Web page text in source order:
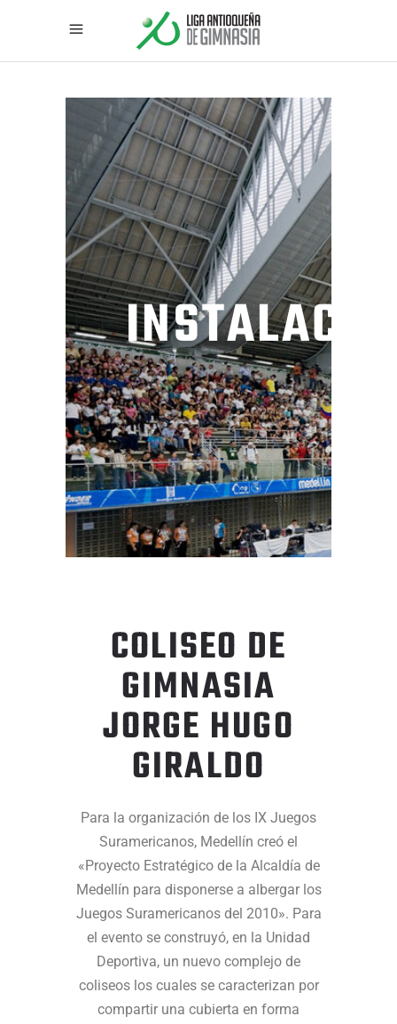
COLISEO DE
GIMNASIA
JORGE HUGO
GIRALDO
Para la organización de los IX Juegos
Suramericanos, Medellín creó el
«Proyecto Estratégico de la Alcaldía de
Medellín para disponerse a albergar los
Juegos Suramericanos del 2010». Para
el evento se construyó, en la Unidad
Deportiva, un nuevo complejo de
coliseos los cuales se caracterizan por
compartir una cubierta en forma